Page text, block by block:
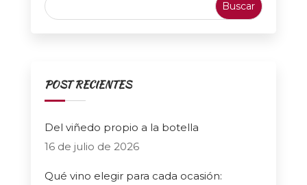
POST RECIENTES
Del viñedo propio a la botella
16 de julio de 2026
Qué vino elegir para cada ocasión: